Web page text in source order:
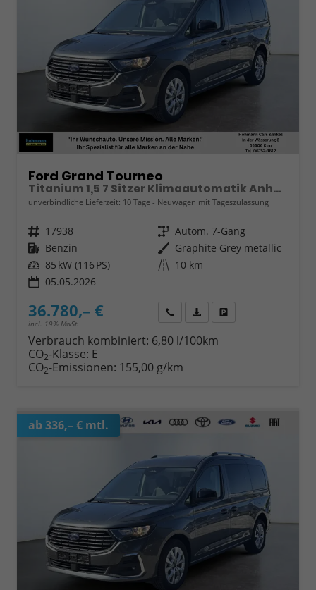
Ford Grand Tourneo
Titanium 1,5 7 Sitzer Klimaautomatik Anhängerkupplung Sitzheizung Einparkhilfe Kamera 17 Zoll Leichtmetall ACC
unverbindliche Lieferzeit: 10 Tage Neuwagen mit Tageszulassung
Fahrzeugnr. 17938 Getriebe Autom. 7-Gang
Kraftstoff Benzin Außenfarbe Graphite Grey metallic
Leistung 85 kW (116 PS) Kilometerstand 10 km
05.05.2026
36.780,– €
incl. 19% MwSt.
Wir rufen Sie anFahrzeugexposé (PDF)
Verbrauch kombiniert: 6,80 l/100km
CO2-Klasse: E
CO2-Emissionen: 155,00 g/km
ab 336,– € mtl.